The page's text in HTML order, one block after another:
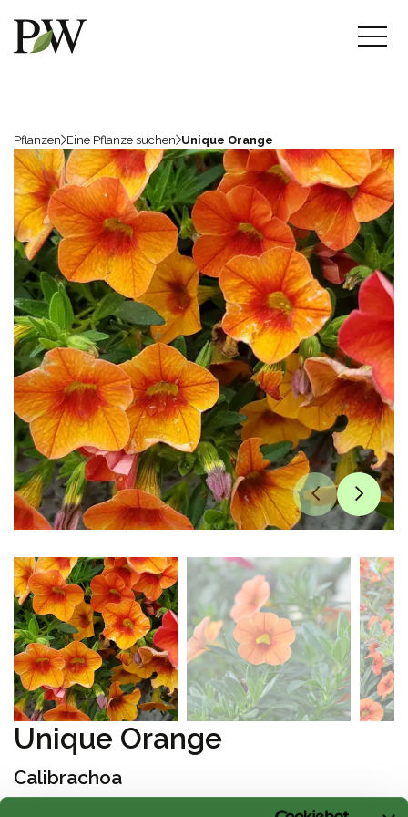
Pflanzen Eine Pflanze suchen Unique Orange
Unique Orange
Calibrachoa